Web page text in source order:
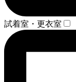
試着室・更衣室